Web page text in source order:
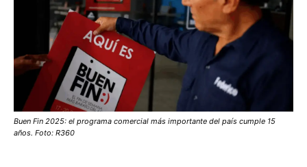
Buen Fin 2025: el programa comercial más importante del país cumple 15
años. Foto: R360